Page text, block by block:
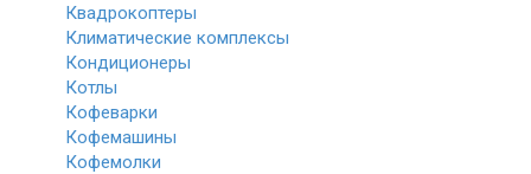
Квадрокоптеры
Климатические комплексы
Кондиционеры
Котлы
Кофеварки
Кофемашины
Кофемолки